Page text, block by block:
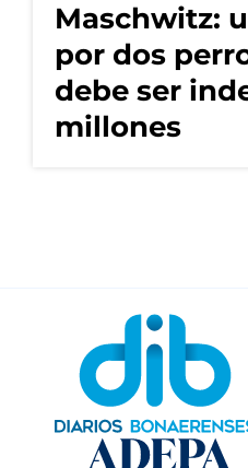
Maschwitz:
por dos
debe ser
millones